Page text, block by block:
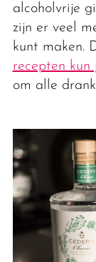
alcoholvrije
zijn er veel
kunt maken.
recepten kun
om alle